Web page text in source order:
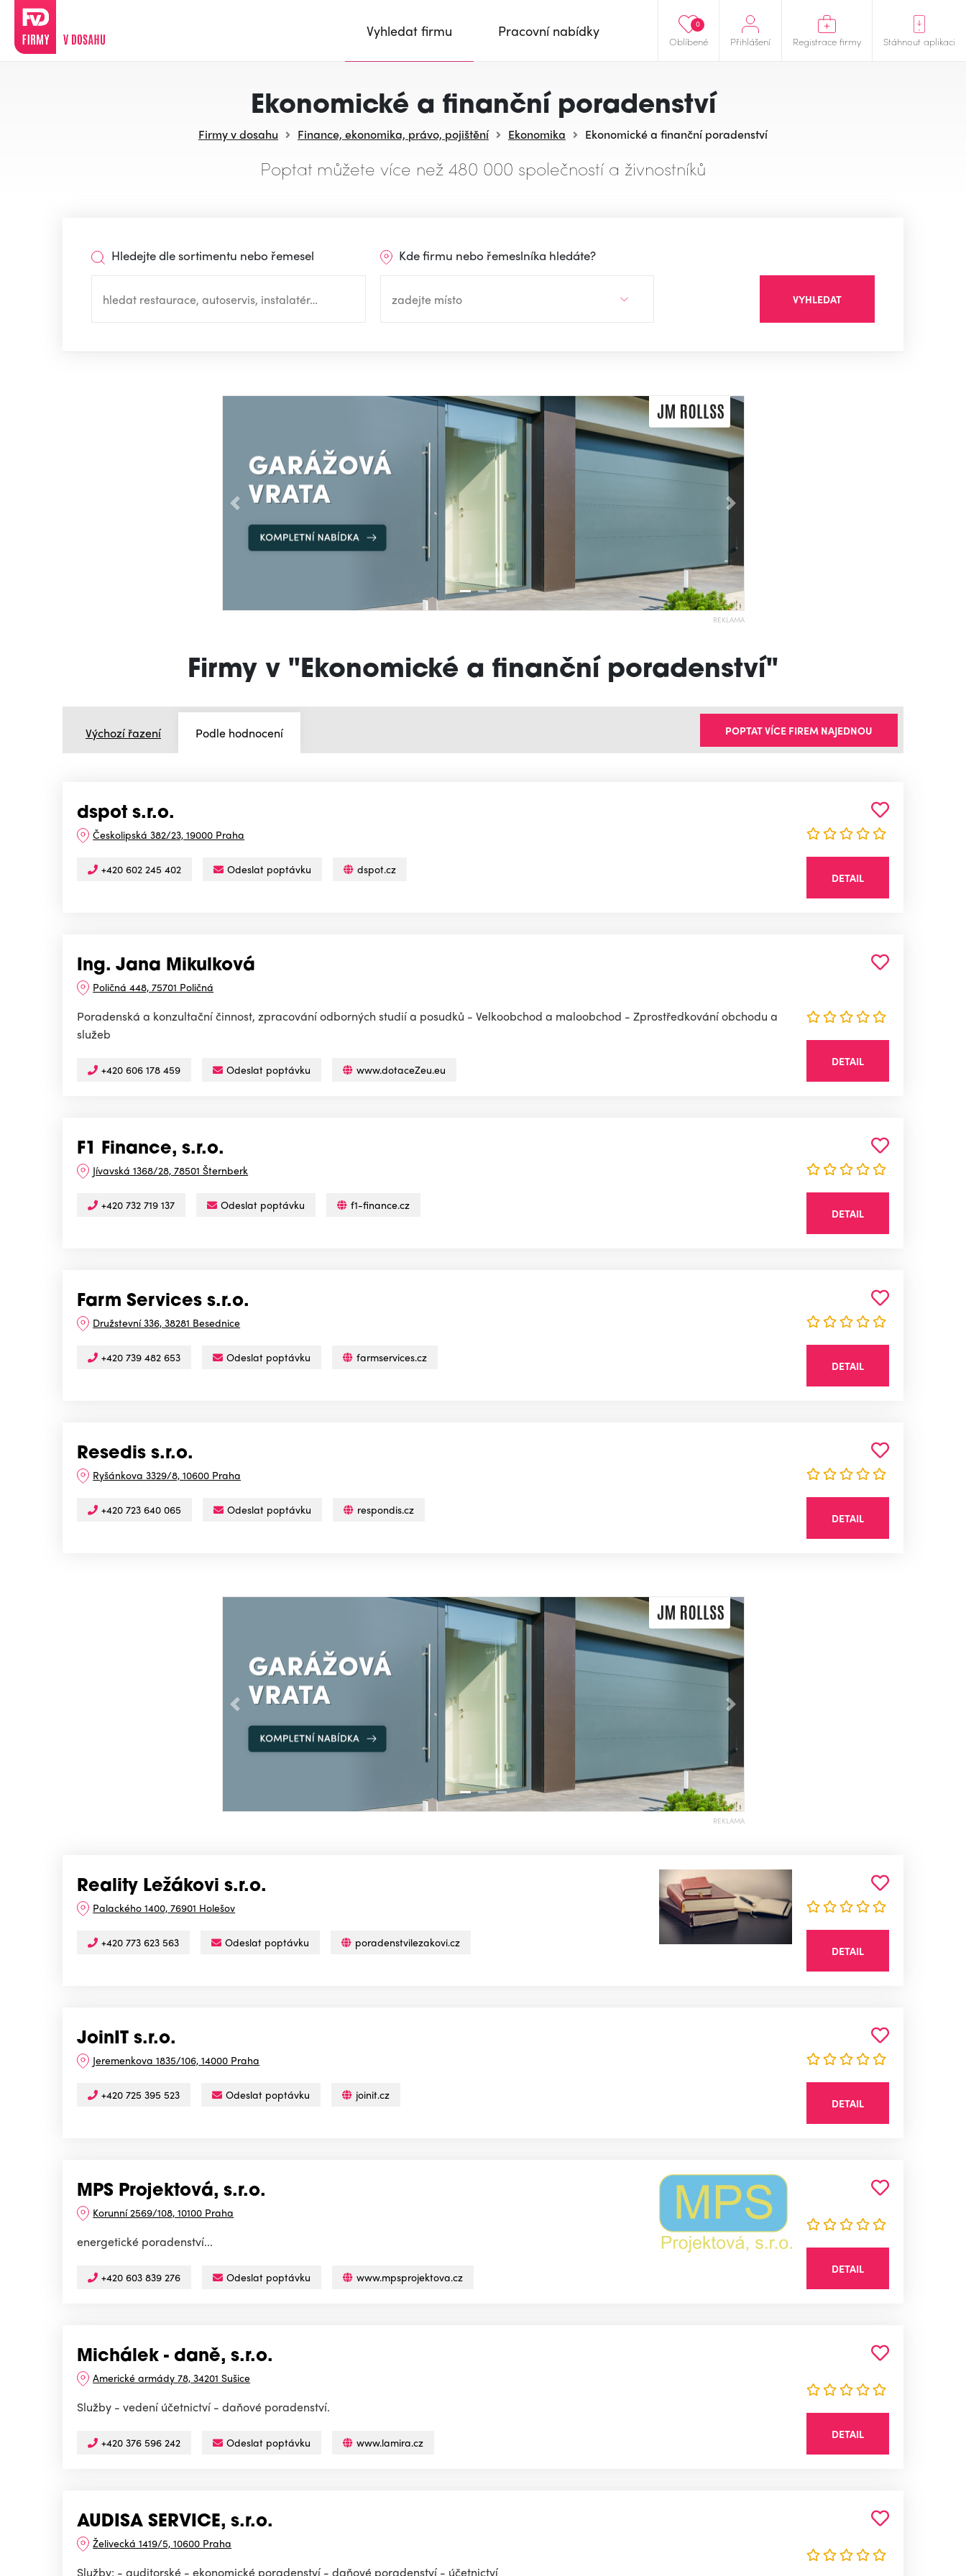
Oblíbené
0
Přihlášení Registrace firmy Stáhnout aplikaci
Vyhledat firmu Pracovní nabídky
Ekonomické a finanční poradenství
Firmy v dosahu Finance, ekonomika, právo, pojištění Ekonomika Ekonomické a finanční poradenství
Poptat můžete více než 480 000 společností a živnostníků
Hledejte dle sortimentu nebo řemesel Kde firmu nebo řemeslníka hledáte?
VYHLEDAT
Předchozí Následující
REKLAMA
Firmy v "Ekonomické a finanční poradenství"
Výchozí řazení Podle hodnocení POPTAT VÍCE FIREM NAJEDNOU
dspot s.r.o.
Českolipská 382/23, 19000 Praha
+420 602 245 402 Odeslat poptávku dspot.cz
DETAIL
Ing. Jana Mikulková
Poličná 448, 75701 Poličná
Poradenská a konzultační činnost, zpracování odborných studií a posudků - Velkoobchod a maloobchod - Zprostředkování obchodu a
služeb
+420 606 178 459 Odeslat poptávku www.dotaceZeu.eu
DETAIL
F1 Finance, s.r.o.
Jívavská 1368/28, 78501 Šternberk
+420 732 719 137 Odeslat poptávku f1-finance.cz
DETAIL
Farm Services s.r.o.
Družstevní 336, 38281 Besednice
+420 739 482 653 Odeslat poptávku farmservices.cz
DETAIL
Resedis s.r.o.
Ryšánkova 3329/8, 10600 Praha
+420 723 640 065 Odeslat poptávku respondis.cz
DETAIL
Předchozí Následující
REKLAMA
Reality Ležákovi s.r.o.
Palackého 1400, 76901 Holešov
+420 773 623 563 Odeslat poptávku poradenstvilezakovi.cz
DETAIL
JoinIT s.r.o.
Jeremenkova 1835/106, 14000 Praha
+420 725 395 523 Odeslat poptávku joinit.cz
DETAIL
MPS Projektová, s.r.o.
Korunní 2569/108, 10100 Praha
energetické poradenství...
+420 603 839 276 Odeslat poptávku www.mpsprojektova.cz
DETAIL
Michálek - daně, s.r.o.
Americké armády 78, 34201 Sušice
Služby - vedení účetnictví - daňové poradenství.
+420 376 596 242 Odeslat poptávku www.lamira.cz
DETAIL
AUDISA SERVICE, s.r.o.
Želivecká 1419/5, 10600 Praha
Služby: - auditorské - ekonomické poradenství - daňové poradenství - účetnictví